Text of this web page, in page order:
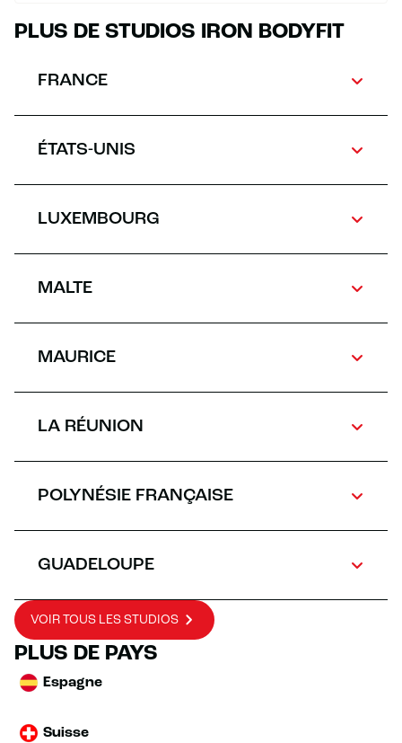
PLUS DE STUDIOS IRON BODYFIT
FRANCE
ÉTATS-UNIS
LUXEMBOURG
MALTE
MAURICE
LA RÉUNION
POLYNÉSIE FRANÇAISE
GUADELOUPE
VOIR TOUS LES STUDIOS
PLUS DE PAYS
Espagne
Suisse